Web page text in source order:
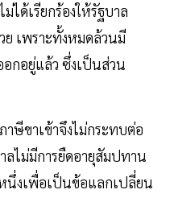
ด้เรียกร้องให้รัฐบาล
ย เพราะทั้งหมดล้วนมี
กอยู่แล้ว ซึ่งเป็นส่วน
ษีขาเข้าจึงไม่กระทบต่อ
ลไม่มีการยืดอายุสัมปทาน
นึ่งเพื่อเป็นข้อแลกเปลี่ยน